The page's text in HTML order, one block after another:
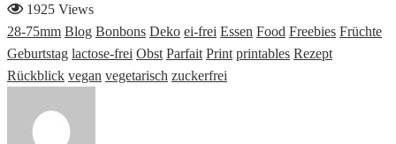
1925 Views
28-75mm Blog Bonbons Deko ei-frei Essen Food Freebies Früchte
Geburtstag lactose-frei Obst Parfait Print printables Rezept
Rückblick vegan vegetarisch zuckerfrei